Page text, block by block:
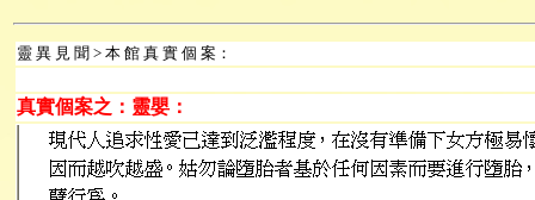
靈 異 見 聞 > 本 館 真 實 個 案：
真實個案之：靈嬰：